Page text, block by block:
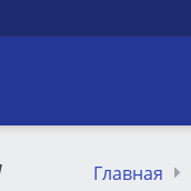
Главная